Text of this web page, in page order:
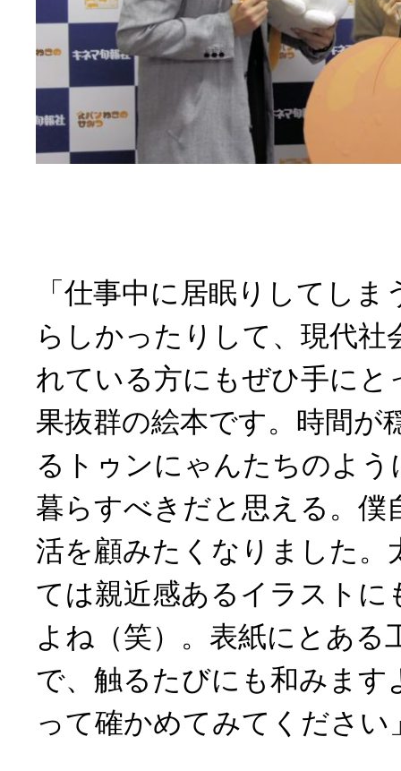
「仕事中に居眠りしてし
らしかったりして、現代社
れている方にもぜひ手にと
果抜群の絵本です。時間が
るトゥンにゃんたちのよ
暮らすべきだと思える。僕
活を顧みたくなりました。
ては親近感あるイラストに
よね（笑）。表紙にとある
で、触るたびにも和みます
って確かめてみてください